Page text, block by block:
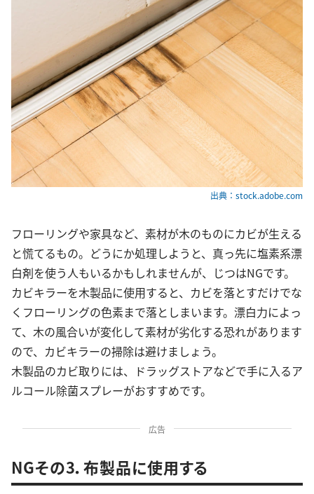
出典：stock.adobe.com
フローリングや家具など、素材が木のものにカビが生える
と慌てるもの。どうにか処理しようと、真っ先に塩素系漂
白剤を使う人もいるかもしれませんが、じつはNGです。
カビキラーを木製品に使用すると、カビを落とすだけでな
くフローリングの色素まで落としまいます。漂白力によっ
て、木の風合いが変化して素材が劣化する恐れがあります
ので、カビキラーの掃除は避けましょう。
木製品のカビ取りには、ドラッグストアなどで手に入るア
ルコール除菌スプレーがおすすめです。
広告
NGその3．布製品に使用する